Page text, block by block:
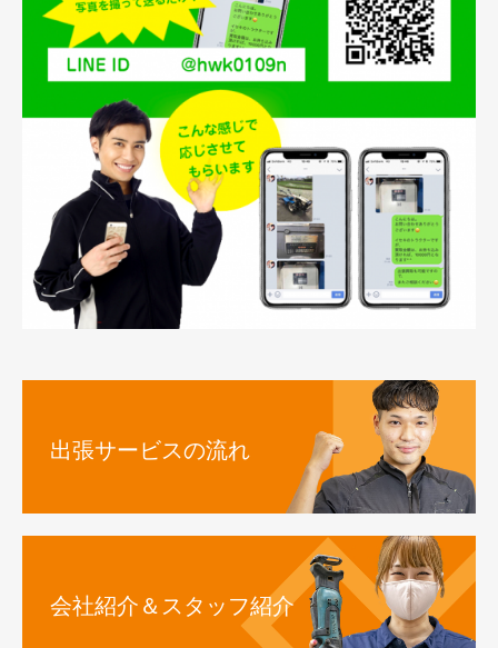
出張サービスの流れ
会社紹介＆スタッフ紹介